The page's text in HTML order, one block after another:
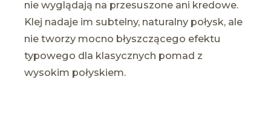
nie wyglądają na przesuszone ani kredowe.
Klej nadaje im subtelny, naturalny połysk, ale
nie tworzy mocno błyszczącego efektu
typowego dla klasycznych pomad z
wysokim połyskiem.